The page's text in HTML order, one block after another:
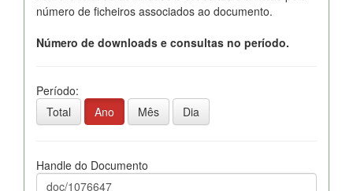
número de ficheiros associados ao documento.
Número de downloads e consultas no período.
Período:
Total
Ano Mês Dia
Handle do Documento